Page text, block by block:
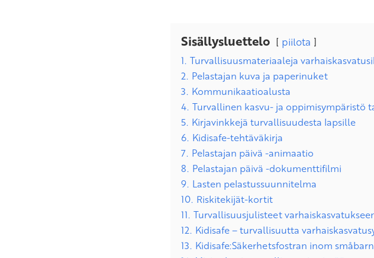
Sisällysluettelo piilota
1. Turvallisuusmateriaaleja
2. Pelastajan kuva ja paperinuket
3. Kommunikaatioalusta
4. Turvallinen kasvu- ja oppimisympäristö
5. Kirjavinkkejä turvallisuudesta lapsille
6. Kidisafe-tehtäväkirja
7. Pelastajan päivä -animaatio
8. Pelastajan päivä -dokumenttifilmi
9. Lasten pelastussuunnitelma
10. Riskitekijät-kortit
11. Turvallisuusjulisteet
12. Kidisafe – turvallisuutta
13. Kidisafe:Säkerhetsfostran inom